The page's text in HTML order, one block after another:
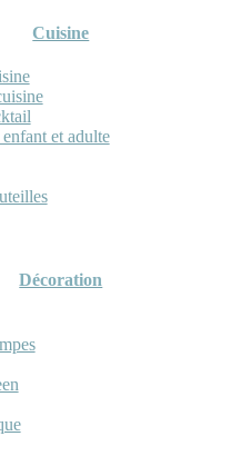
Cuisine
et adulte
Décoration